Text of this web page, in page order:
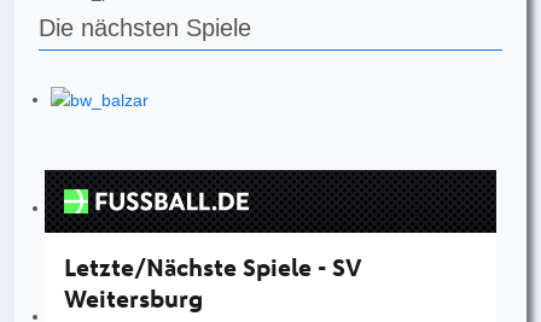
Die nächsten Spiele